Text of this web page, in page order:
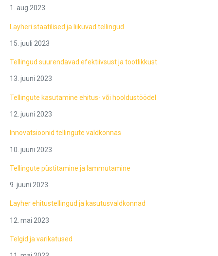
1. aug 2023
Layheri staatilised ja liikuvad tellingud
15. juuli 2023
Tellingud suurendavad efektiivsust ja tootlikkust
13. juuni 2023
Tellingute kasutamine ehitus- või hooldustöödel
12. juuni 2023
Innovatsioonid tellingute valdkonnas
10. juuni 2023
Tellingute püstitamine ja lammutamine
9. juuni 2023
Layher ehitustellingud ja kasutusvaldkonnad
12. mai 2023
Telgid ja varikatused